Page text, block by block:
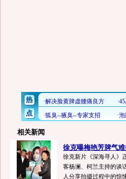
相关新闻
徐克曝梅艳芳脾气
徐克新片《深海寻人》
客杨澜、柯兰主持的谈
人分享拍摄过程中的惊